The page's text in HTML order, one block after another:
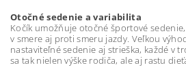
Otočné sedenie a variabilita
Kočík umožňuje otočné športové
v smere aj proti smeru jazdy. Veľkou
nastaviteľné sedenie aj strieška, každé v
sa tak nielen výške rodiča, ale aj rastu